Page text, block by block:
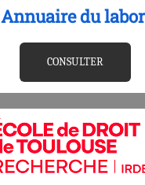
Annuaire du
CONSULTER